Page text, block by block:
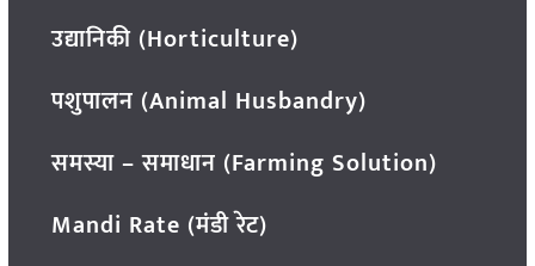
उद्यानिकी (Horticulture)
पशुपालन (Animal Husbandry)
समस्या – समाधान (Farming Solution)
Mandi Rate (मंडी रेट)